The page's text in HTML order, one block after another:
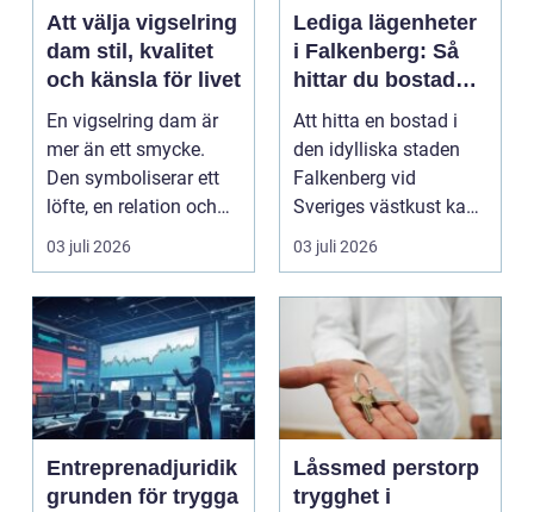
Att välja vigselring
dam stil, kvalitet
och känsla för livet
En vigselring dam är
mer än ett smycke.
Den symboliserar ett
löfte, en relation och
en gemensam fram...
03 juli 2026
Lediga lägenheter
i Falkenberg: Så
hittar du bostaden
för dig
Att hitta en bostad i
den idylliska staden
Falkenberg vid
Sveriges västkust kan
vara både...
03 juli 2026
Entreprenadjuridik
grunden för trygga
Låssmed perstorp
trygghet i